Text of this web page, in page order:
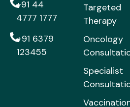
+91 44
4777 1777
+91 6379
123455
Targeted
Therapy
Oncology
Specialist